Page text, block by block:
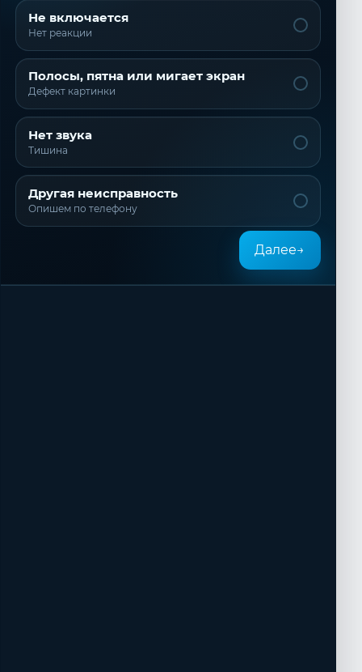
Не включается
Нет реакции
Полосы, пятна или мигает экран
Дефект картинки
Нет звука
Тишина
Другая неисправность
Опишем по телефону
Далее→